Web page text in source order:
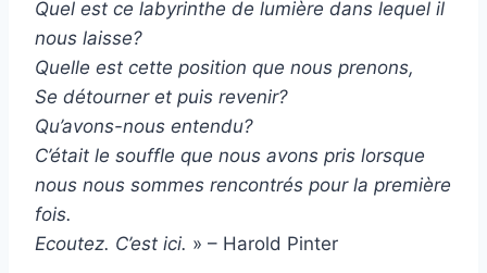
Quel est ce labyrinthe de lumière dans lequel il
nous laisse?
Quelle est cette position que nous prenons,
Se détourner et puis revenir?
Qu’avons-nous entendu?
C’était le souffle que nous avons pris lorsque
nous nous sommes rencontrés pour la première
fois.
Ecoutez. C’est ici. » – Harold Pinter